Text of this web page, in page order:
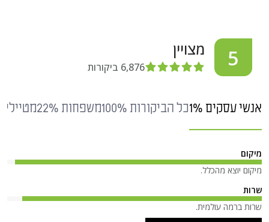
5 מצויין
6,876 ביקורות
אנשי עסקים 1% כל הביקורות 100% משפחות 22% מטיילים
מיקום
מיקום יוצא מהכלל.
שרות
שרות ברמה עולמית.